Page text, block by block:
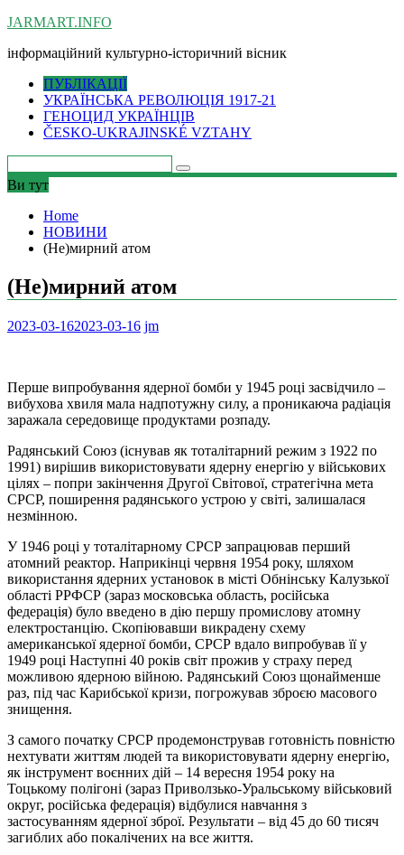
Skip
content
JARMART.INFO
інформаційний культурно-історичний вісник
ПУБЛІКАЦІЇ
УКРАЇНСЬКА РЕВОЛЮЦІЯ 1917-21
ГЕНОЦИД УКРАЇНЦІВ
ČESKO-UKRAJINSKÉ VZTAHY
Ви тут
Home
НОВИНИ
(Не)мирний атом
(Не)мирний атом
2023-03-162023-03-16 jm
Перше випробування ядерної бомби у 1945 році засвідчило –
вибухова хвиля мала надпотужну силу, а проникаюча радіація
заражала середовище продуктами розпаду.
Радянський Союз (існував як тоталітарний режим з 1922 по
1991) вирішив використовувати ядерну енергію у військових
цілях – попри закінчення Другої Світової, стратегічна мета
СРСР, поширення радянського устрою у світі, залишалася
незмінною.
У 1946 році у тоталітарному СРСР запрацював перший
атомний реактор. Наприкінці червня 1954 року, шляхом
використання ядерних установок в місті Обнінську Калузької
області РРФСР (зараз московська область, російська
федерація) було введено в дію першу промислову атомну
електростанцію. Скопіювавши викрадену схему
американської ядерної бомби, СРСР вдало випробував її у
1949 році Наступні 40 років світ прожив у страху перед
можливою ядерною війною. Радянський Союз щонайменше
раз, під час Карибської кризи, погрожував зброєю масового
знищення.
З самого початку СРСР продемонстрував готовність повністю
нехтувати життям людей та використовувати ядерну енергію,
як інструмент воєнних дій – 14 вересня 1954 року на
Тоцькому полігоні (зараз Приволзько-Уральському військовий
округ, російська федерація) відбулися навчання з
застосуванням ядерної зброї. Результати – від 45 до 60 тисяч
загиблих або покалічених на все життя.